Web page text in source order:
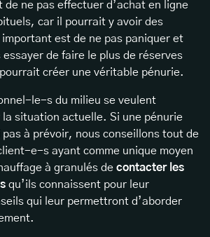
de ne pas effectuer d’achat en ligne
car il pourrait y avoir des
important est de ne pas paniquer et
de faire le plus de réserves
créer une véritable pénurie.
le-s du milieu se veulent
la situation actuelle. Si une pénurie
pas à prévoir, nous conseillons tout de
e-s ayant comme unique moyen
à granulés de contacter les
qu’ils connaissent pour leur
qui leur permettront d’aborder